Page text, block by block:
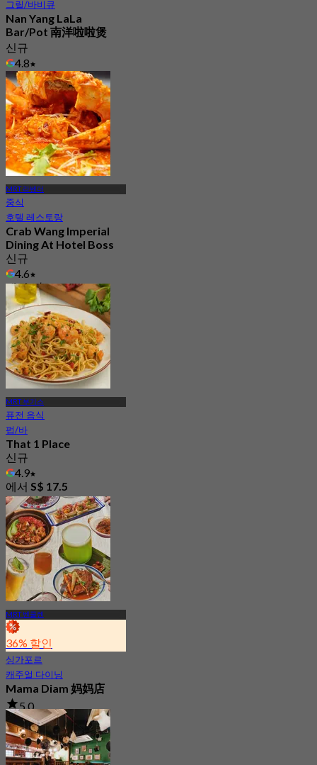
그릴/바비큐
Nan Yang LaLa
Bar/Pot 南洋啦啦煲
신규
4.8
에서S$ 31.25
MRT 라벤더
중식
호텔 레스토랑
Crab Wang Imperial
Dining At Hotel Boss
신규
4.6
에서S$ 24.5
MRT 부기스
퓨전 음식
펍/바
That 1 Place
신규
4.9
에서 S$ 17.5
MRT 벤쿨렌
36% 할인
싱가포르
캐주얼 다이닝
Mama Diam 妈妈店
5.0
299 예약됨
에서S$ 48.33